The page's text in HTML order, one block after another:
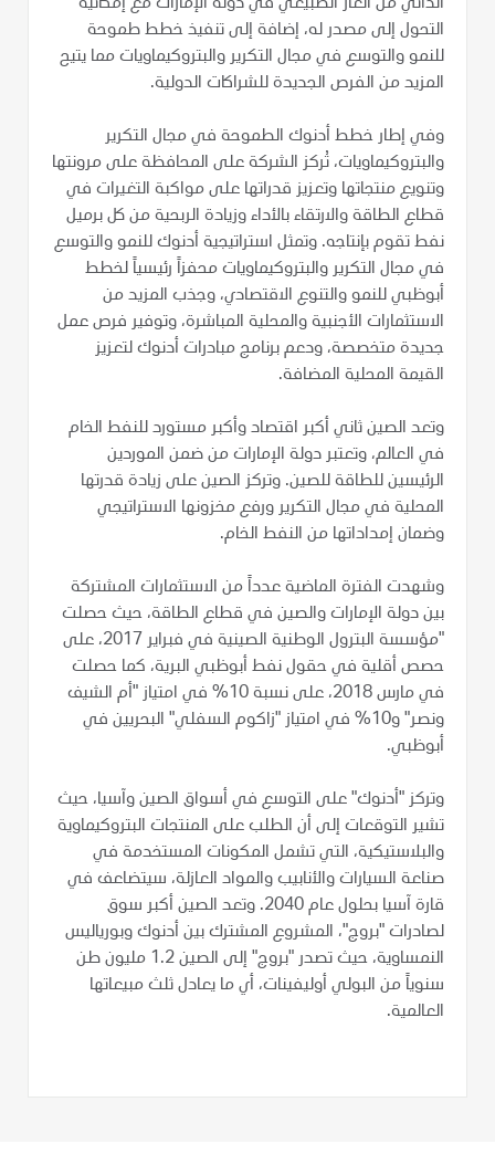
الذاتي من الغاز الطبيعي في دولة الإمارات مع إمكانية
التحول إلى مصدر له، إضافة إلى تنفيذ خطط طموحة
للنمو والتوسع في مجال التكرير والبتروكيماويات مما يتيح
المزيد من الفرص الجديدة للشراكات الدولية.
وفي إطار خطط أدنوك الطموحة في مجال التكرير
والبتروكيماويات، تُركز الشركة على المحافظة على مرونتها
وتنويع منتجاتها وتعزيز قدراتها على مواكبة التغيرات في
قطاع الطاقة والارتقاء بالأداء وزيادة الربحية من كل برميل
نفط تقوم بإنتاجه. وتمثل استراتيجية أدنوك للنمو والتوسع
في مجال التكرير والبتروكيماويات محفزاً رئيسياً لخطط
أبوظبي للنمو والتنوع الاقتصادي، وجذب المزيد من
الاستثمارات الأجنبية والمحلية المباشرة، وتوفير فرص عمل
جديدة متخصصة، ودعم برنامج مبادرات أدنوك لتعزيز
القيمة المحلية المضافة.
وتعد الصين ثاني أكبر اقتصاد وأكبر مستورد للنفط الخام
في العالم، وتعتبر دولة الإمارات من ضمن الموردين
الرئيسين للطاقة للصين. وتركز الصين على زيادة قدرتها
المحلية في مجال التكرير ورفع مخزونها الاستراتيجي
وضمان إمداداتها من النفط الخام.
وشهدت الفترة الماضية عدداً من الاستثمارات المشتركة
بين دولة الإمارات والصين في قطاع الطاقة، حيث حصلت
"مؤسسة البترول الوطنية الصينية في فبراير 2017، على
حصص أقلية في حقول نفط أبوظبي البرية، كما حصلت
في مارس 2018، على نسبة 10% في امتياز "أم الشيف
ونصر" و10% في امتياز "زاكوم السفلي" البحريين في
أبوظبي.
وتركز "أدنوك" على التوسع في أسواق الصين وآسيا، حيث
تشير التوقعات إلى أن الطلب على المنتجات البتروكيماوية
والبلاستيكية، التي تشمل المكونات المستخدمة في
صناعة السيارات والأنابيب والمواد العازلة، سيتضاعف في
قارة آسيا بحلول عام 2040. وتعد الصين أكبر سوق
لصادرات "بروج"، المشروع المشترك بين أدنوك وبورياليس
النمساوية، حيث تصدر "بروج" إلى الصين 1.2 مليون طن
سنوياً من البولي أوليفينات، أي ما يعادل ثلث مبيعاتها
العالمية.